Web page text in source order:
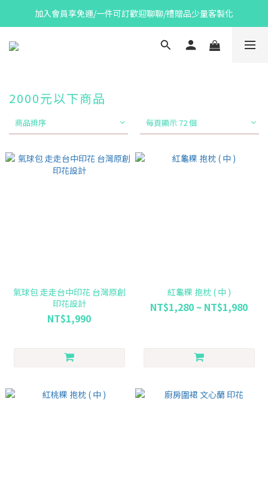
加入會員享免運/一件可訂歡迎聊聊/禮贈品少量客製化
2000元以下商品
商品排序 每頁顯示 72 個
氣球包 走走台中印花 台灣原創
印花設計
NT$1,990
紅龜粿 抱枕 ( 中 )
NT$1,280 ~ NT$1,980